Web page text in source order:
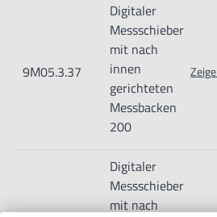
9M05.3.37
Digitaler
Messschieber
mit nach
innen
gerichteten
Messbacken
200
Digitaler
Messschieber
mit nach